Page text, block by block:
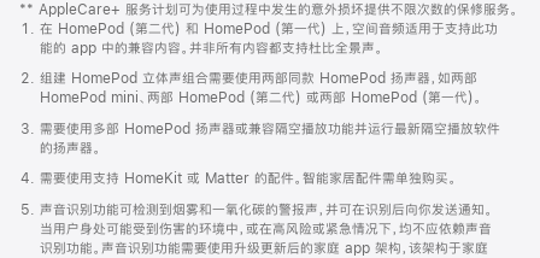
窗
口
中
打
开)
** AppleCare+ 服务计划可为使用过程中发生的意外损坏提供不限次数的保修服务。
在 HomePod (第二代) 和 HomePod (第一代) 上，空间音频适用于支持此功
能的 app 中的兼容内容。并非所有内容都支持杜比全景声。
组建 HomePod 立体声组合需要使用两部同款 HomePod 扬声器，如两部
HomePod mini、两部 HomePod (第二代) 或两部 HomePod (第一代)。
需要使用多部 HomePod 扬声器或兼容隔空播放功能并运行最新隔空播放软件
的扬声器。
需要使用支持 HomeKit 或 Matter 的配件。智能家居配件需单独购买。
声音识别功能可检测到烟雾和一氧化碳的警报声，并可在识别后向你发送通知。
当用户身处可能受到伤害的环境中，或在高风险或紧急情况下，均不应依赖声音
识别功能。声音识别功能需要使用升级更新后的家庭 app 架构，该架构于家庭